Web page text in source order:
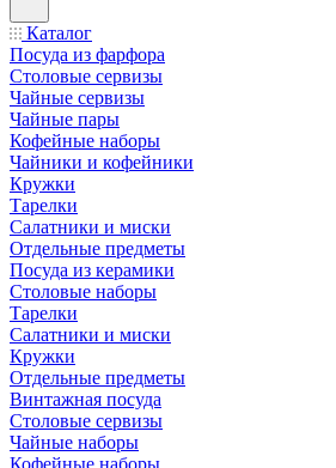
Каталог
Посуда из фарфора
Столовые сервизы
Чайные сервизы
Чайные пары
Кофейные наборы
Чайники и кофейники
Кружки
Тарелки
Салатники и миски
Отдельные предметы
Посуда из керамики
Столовые наборы
Тарелки
Салатники и миски
Кружки
Отдельные предметы
Винтажная посуда
Столовые сервизы
Чайные наборы
Кофейные наборы